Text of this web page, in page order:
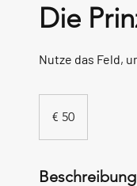
Die
Nutze das Feld,
€ 50
Beschreibung